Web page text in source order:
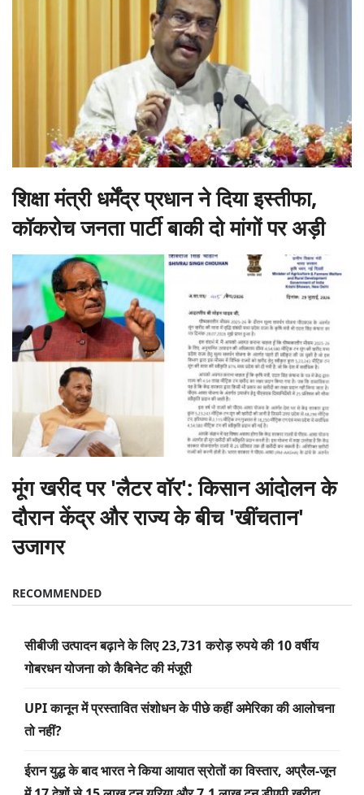
शिक्षा मंत्री धर्मेंद्र प्रधान ने दिया इस्तीफा,
कॉकरोच जनता पार्टी बाकी दो मांगों पर अड़ी
मूंग खरीद पर 'लैटर वॉर': किसान आंदोलन के
दौरान केंद्र और राज्य के बीच 'खींचतान'
उजागर
RECOMMENDED
सीबीजी उत्पादन बढ़ाने के लिए 23,731 करोड़ रुपये की 10 वर्षीय
गोबरधन योजना को कैबिनेट की मंजूरी
UPI कानून में प्रस्तावित संशोधन के पीछे कहीं अमेरिका की आलोचना
तो नहीं?
ईरान युद्ध के बाद भारत ने किया आयात स्रोतों का विस्तार, अप्रैल-जून